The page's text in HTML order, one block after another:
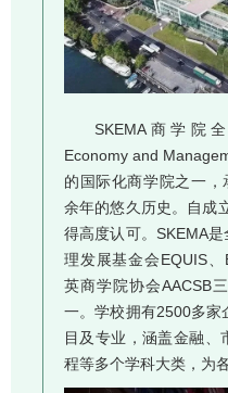
SKEMA商学院
Economy and
的国际化商学院之一
余年的悠久历史。自成
得高度认可。SKEMA
理发展基金会EQUIS
英商学院协会AACSB
一。学校拥有2500多家
目及专业，涵盖金融、
程等多个学科大类，为